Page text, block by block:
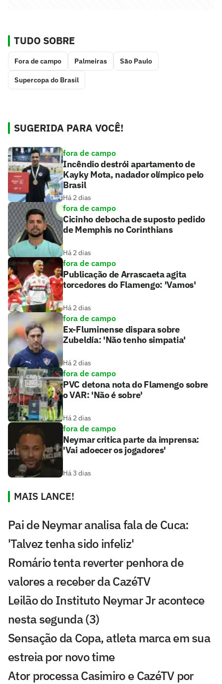
TUDO SOBRE
Fora de campo Palmeiras São Paulo
Supercopa do Brasil
SUGERIDA PARA VOCÊ!
fora de campo
Incêndio destrói apartamento de
Kayky Mota, nadador olímpico pelo
Brasil
Há 2 dias
fora de campo
Cicinho debocha de suposto pedido
de Memphis no Corinthians
Há 2 dias
fora de campo
Publicação de Arrascaeta agita
torcedores do Flamengo: 'Vamos'
Há 2 dias
fora de campo
Ex-Fluminense dispara sobre
Zubeldía: 'Não tenho simpatia'
Há 2 dias
fora de campo
PVC detona nota do Flamengo sobre
o VAR: 'Não é sobre'
Há 2 dias
fora de campo
Neymar critica parte da imprensa:
'Vai adoecer os jogadores'
Há 3 dias
MAIS LANCE!
Pai de Neymar analisa fala de Cuca:
'Talvez tenha sido infeliz'
Romário tenta reverter penhora de
valores a receber da CazéTV
Leilão do Instituto Neymar Jr acontece
nesta segunda (3)
Sensação da Copa, atleta marca em sua
estreia por novo time
Ator processa Casimiro e CazéTV por